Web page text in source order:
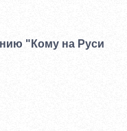
"Кому на Руси